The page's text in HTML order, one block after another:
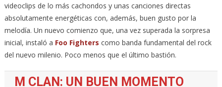
videoclips de lo más cachondos y unas canciones directas
absolutamente energéticas con, además, buen gusto por la
melodía. Un nuevo comienzo que, una vez superada la sorpresa
inicial, instaló a Foo Fighters como banda fundamental del rock
del nuevo milenio. Poco menos que el último bastión.
M CLAN: UN BUEN MOMENTO